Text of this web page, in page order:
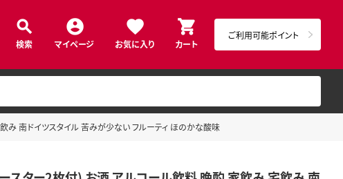
検索 マイページ お気に入り カート
ご利用可能ポイント
南ドイツスタイル 苦みが少ない フルーティ ほのかな酸味